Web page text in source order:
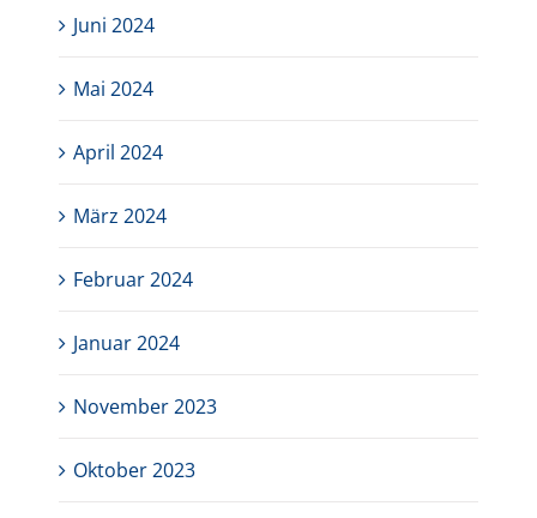
Juni 2024
Mai 2024
April 2024
März 2024
Februar 2024
Januar 2024
November 2023
Oktober 2023